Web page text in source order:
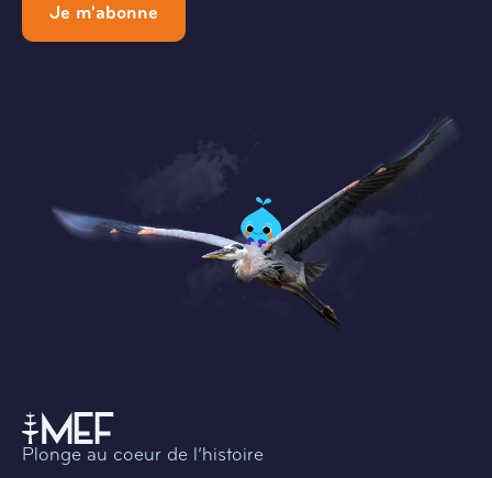
Je m'abonne
Plonge au coeur de l’histoire